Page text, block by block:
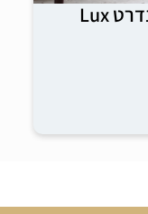
בית אבות בקיבוץ בצפון בסטנדרט Lux